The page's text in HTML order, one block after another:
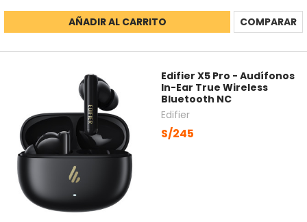
AÑADIR AL CARRITO COMPARAR
Edifier X5 Pro - Audífonos
In-Ear True Wireless
Bluetooth NC
Edifier
S/245